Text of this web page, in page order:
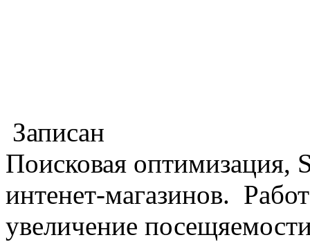
Записан
Поисковая оптимизация,
интенет-магазинов.
увеличение